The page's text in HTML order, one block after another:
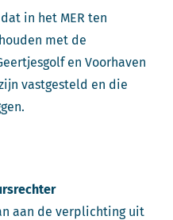
in het MER ten
met de
en Voorhaven
vastgesteld en die
aan de verplichting uit